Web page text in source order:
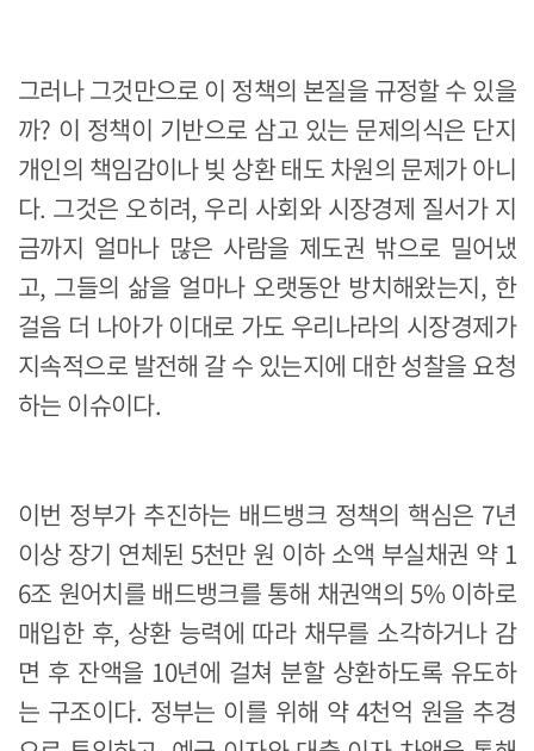
그러나 그것만으로 이 정책의 본질을 규정할 수 있을
까? 이 정책이 기반으로 삼고 있는 문제의식은 단지
개인의 책임감이나 빚 상환 태도 차원의 문제가 아니
다. 그것은 오히려, 우리 사회와 시장경제 질서가 지
금까지 얼마나 많은 사람을 제도권 밖으로 밀어냈
고, 그들의 삶을 얼마나 오랫동안 방치해왔는지, 한
걸음 더 나아가 이대로 가도 우리나라의 시장경제가
지속적으로 발전해 갈 수 있는지에 대한 성찰을 요청
하는 이슈이다.
이번 정부가 추진하는 배드뱅크 정책의 핵심은 7년
이상 장기 연체된 5천만 원 이하 소액 부실채권 약 1
6조 원어치를 배드뱅크를 통해 채권액의 5% 이하로
매입한 후, 상환 능력에 따라 채무를 소각하거나 감
면 후 잔액을 10년에 걸쳐 분할 상환하도록 유도하
는 구조이다. 정부는 이를 위해 약 4천억 원을 추경